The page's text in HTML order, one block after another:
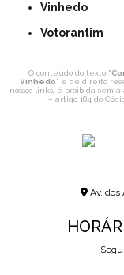
Vinhedo
Votorantim
O conteúdo do texto "
Vinhedo" é de direito
nossos links, é proibida sem
– artigo 184 do
Av. dos